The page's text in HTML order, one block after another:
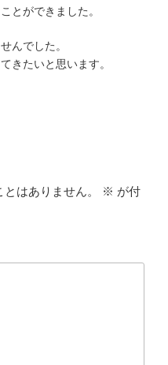
とができました。
んでした。
きたいと思います。
はありません。 ※ が付